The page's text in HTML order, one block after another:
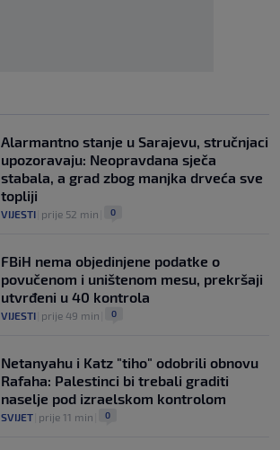
Alarmantno stanje u Sarajevu, stručnjaci
upozoravaju: Neopravdana sječa
stabala, a grad zbog manjka drveća sve
topliji
VIJESTI prije 52 min 0
FBiH nema objedinjene podatke o
povučenom i uništenom mesu, prekršaji
utvrđeni u 40 kontrola
VIJESTI prije 49 min 0
Netanyahu i Katz "tiho" odobrili obnovu
Rafaha: Palestinci bi trebali graditi
naselje pod izraelskom kontrolom
SVIJET prije 11 min 0